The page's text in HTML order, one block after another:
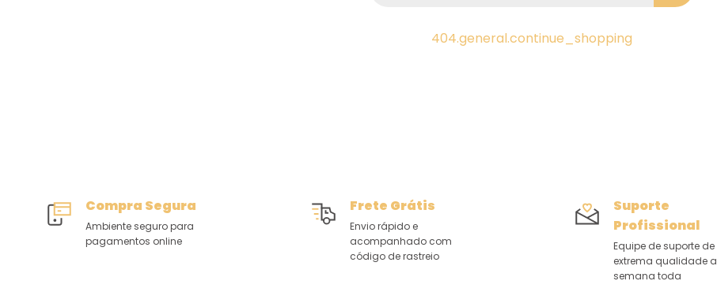
404.general.continue_shopping
Compra Segura
Ambiente seguro para
pagamentos online
Frete Grátis
Envio rápido e
acompanhado com
código de rastreio
Suporte
Profissional
Equipe de suporte de
extrema qualidade a
semana toda